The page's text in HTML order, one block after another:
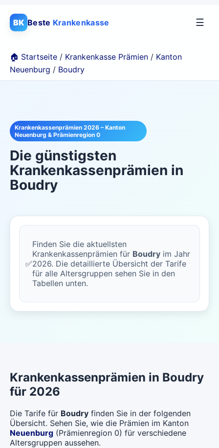
BK Beste Krankenkasse ☰
🏠 Startseite / Krankenkasse Prämien / Kanton
Neuenburg / Boudry
Krankenkassenprämien 2026 – Kanton
Neuenburg & Prämienregion 0
Die günstigsten
Krankenkassenprämien in
Boudry
✅
Finden Sie die aktuellsten
Krankenkassenprämien für Boudry im Jahr
2026. Die detaillierte Übersicht der Tarife
für alle Altersgruppen sehen Sie in den
Tabellen unten.
Krankenkassenprämien in Boudry
für 2026
Die Tarife für Boudry finden Sie in der folgenden
Übersicht. Sehen Sie, wie die Prämien im Kanton
Neuenburg (Prämienregion 0) für verschiedene
Altersgruppen aussehen.